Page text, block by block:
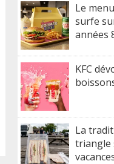
Le
surfe
années
KFC
La
triangle